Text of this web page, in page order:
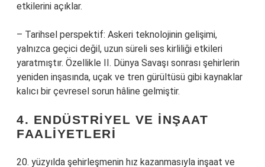
etkilerini açıklar.
– Tarihsel perspektif: Askeri teknolojinin gelişimi,
yalnızca geçici değil, uzun süreli ses kirliliği etkileri
yaratmıştır. Özellikle II. Dünya Savaşı sonrası şehirlerin
yeniden inşasında, uçak ve tren gürültüsü gibi kaynaklar
kalıcı bir çevresel sorun hâline gelmiştir.
4. ENDÜSTRIYEL VE İNŞAAT
FAALIYETLERI
20. yüzyılda şehirleşmenin hız kazanmasıyla inşaat ve